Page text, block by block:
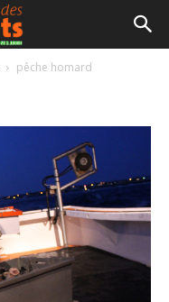
pêche homard